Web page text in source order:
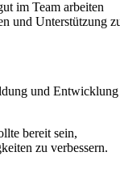
im Team arbeiten
und Unterstützung
und Entwicklung
bereit sein,
zu verbessern.